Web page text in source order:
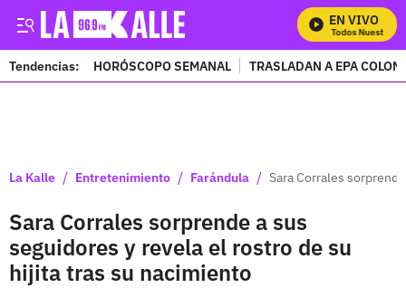
EN VIVO
Mira Todos Nuestros
Tendencias: HORÓSCOPO SEMANAL TRASLADAN A EPA
La Kalle / Entretenimiento / Farándula / Sara Corrales
Sara Corrales sorprende a sus
seguidores y revela el rostro de su
hijita tras su nacimiento